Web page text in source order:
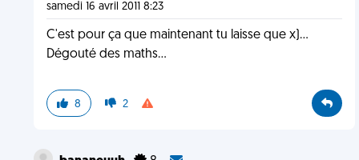
samedi 16 avril 2011 8:23
C'est pour ça que maintenant tu laisse que x)...
Dégouté des maths...
8 2